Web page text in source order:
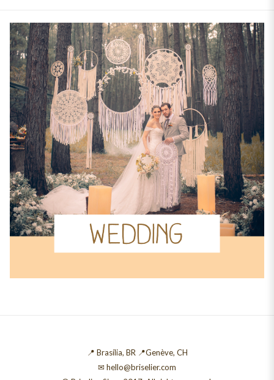
📍 Brasília, BR 📍Genève, CH
✉ hello@briselier.com